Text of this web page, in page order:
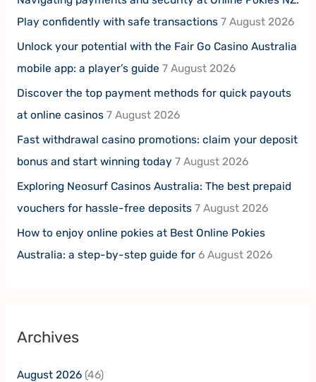
Play confidently with safe transactions 7 August 2026
Unlock your potential with the Fair Go Casino Australia
mobile app: a player’s guide 7 August 2026
Discover the top payment methods for quick payouts
at online casinos 7 August 2026
Fast withdrawal casino promotions: claim your deposit
bonus and start winning today 7 August 2026
Exploring Neosurf Casinos Australia: The best prepaid
vouchers for hassle-free deposits 7 August 2026
How to enjoy online pokies at Best Online Pokies
Australia: a step-by-step guide for 6 August 2026
Archives
August 2026(46)